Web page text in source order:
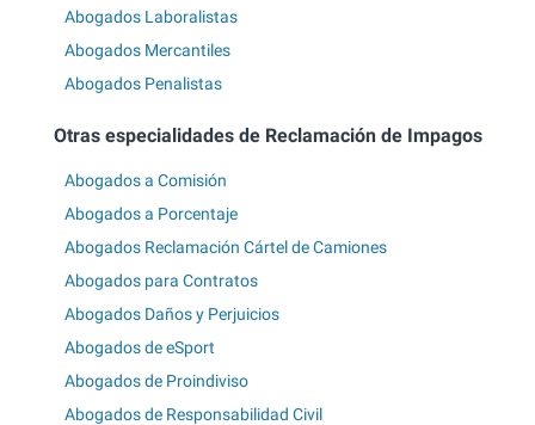
Abogados Laboralistas
Abogados Mercantiles
Abogados Penalistas
Otras especialidades de Reclamación de Impagos
Abogados a Comisión
Abogados a Porcentaje
Abogados Reclamación Cártel de Camiones
Abogados para Contratos
Abogados Daños y Perjuicios
Abogados de eSport
Abogados de Proindiviso
Abogados de Responsabilidad Civil